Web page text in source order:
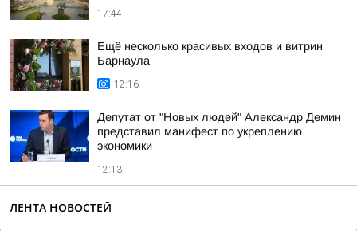
17:44
Ещё несколько красивых входов и витрин
Барнаула
12:16
Депутат от "Новых людей" Александр Демин
представил манифест по укреплению
экономики
12:13
ЛЕНТА НОВОСТЕЙ